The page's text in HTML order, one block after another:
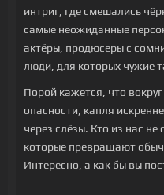
интриг, где смешались
самые неожиданные
актёры, продюсеры с
люди, для которых чужие
Порой кажется, что
опасности, капля
через слёзы. Кто из нас не
которые превращают
Интересно, а как бы вы